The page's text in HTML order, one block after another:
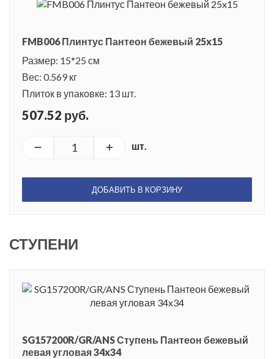
FMB006 Плинтус Пантеон бежевый 25x15
Размер: 15*25 см
Вес: 0.569 кг
Плиток в упаковке: 13 шт.
507.52 руб.
шт.
ДОБАВИТЬ В КОРЗИНУ
СТУПЕНИ
SG157200R/GR/ANS Ступень Пантеон бежевый
левая угловая 34x34